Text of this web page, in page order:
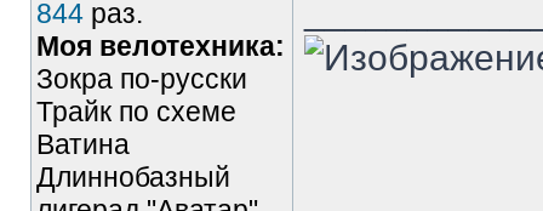
844 раз.
Моя велотехника:
Зокра по-русски
Трайк по схеме
Ватина
Длиннобазный